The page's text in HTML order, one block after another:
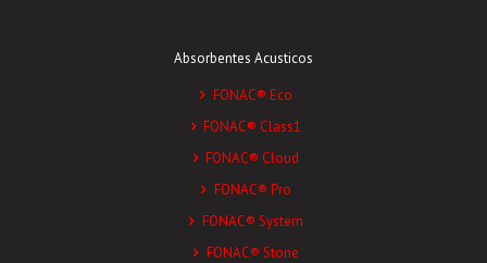
Absorbentes Acusticos
FONAC® Eco
FONAC® Class1
FONAC® Cloud
FONAC® Pro
FONAC® System
FONAC® Stone